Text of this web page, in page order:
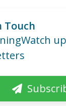
Touch